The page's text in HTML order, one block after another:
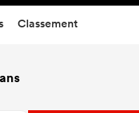
Classement